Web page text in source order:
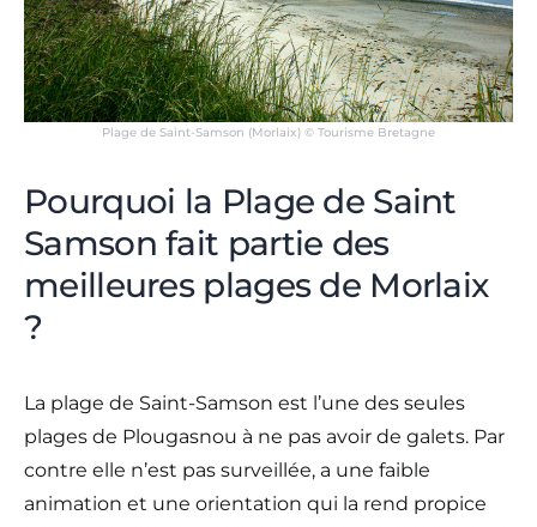
Plage de Saint-Samson (Morlaix) © Tourisme Bretagne
Pourquoi la Plage de Saint
Samson fait partie des
meilleures plages de Morlaix
?
La plage de Saint-Samson est l’une des seules
plages de Plougasnou à ne pas avoir de galets. Par
contre elle n’est pas surveillée, a une faible
animation et une orientation qui la rend propice